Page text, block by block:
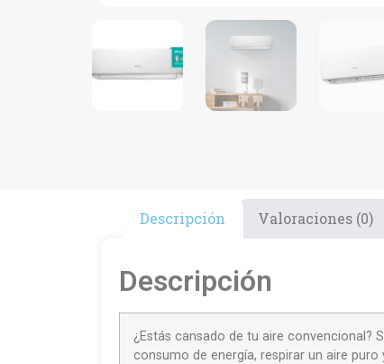
Descripción Valoraciones (0)
Descripción
¿Estás cansado de tu aire convencional?
consumo de energía, respirar un aire